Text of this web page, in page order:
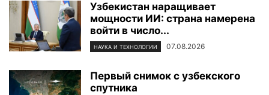
Узбекистан наращивает
мощности ИИ: страна намерена
войти в число...
НАУКА И ТЕХНОЛОГИИ 07.08.2026
Первый снимок с узбекского
спутника